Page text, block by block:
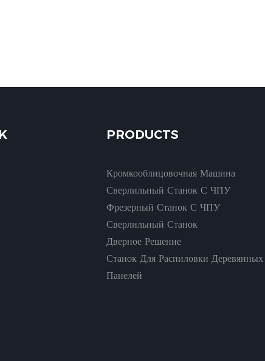
PRODUCTS
Кромкооблицовочная Машина
Сверлильный Станок С ЧПУ
Фрезерный Станок С ЧПУ
Сверлильный Станок
Дверное Решение
Станок Для Распиловки Деревянных
Панелей